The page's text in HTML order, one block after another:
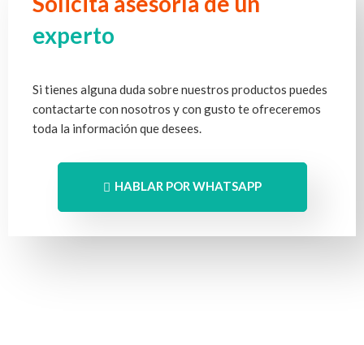
experto
Si tienes alguna duda sobre nuestros productos puedes
contactarte con nosotros y con gusto te ofreceremos
toda la información que desees.
HABLAR POR WHATSAPP